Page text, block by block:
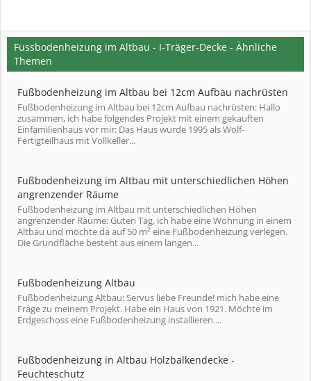
Fussbodenheizung im Altbau - I-Träger-Decke - Ähnliche
Themen
Fußbodenheizung im Altbau bei 12cm Aufbau nachrüsten
Fußbodenheizung im Altbau bei 12cm Aufbau nachrüsten: Hallo
zusammen, ich habe folgendes Projekt mit einem gekauften
Einfamilienhaus vor mir: Das Haus wurde 1995 als Wolf-
Fertigteilhaus mit Vollkeller...
Fußbodenheizung im Altbau mit unterschiedlichen Höhen
angrenzender Räume
Fußbodenheizung im Altbau mit unterschiedlichen Höhen
angrenzender Räume: Guten Tag, ich habe eine Wohnung in einem
Altbau und möchte da auf 50 m² eine Fußbodenheizung verlegen.
Die Grundfläche besteht aus einem langen...
Fußbodenheizung Altbau
Fußbodenheizung Altbau: Servus liebe Freunde! mich habe eine
Frage zu meinem Projekt. Habe ein Haus von 1921. Möchte im
Erdgeschoss eine Fußbodenheizung installieren....
Fußbodenheizung in Altbau Holzbalkendecke -
Feuchteschutz